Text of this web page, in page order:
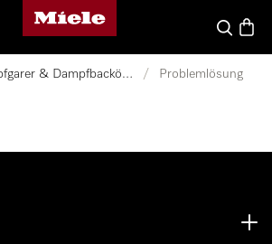
Miele-Homepage
Suche
Dampfgarer & Dampfbacköfen / Problemlösung